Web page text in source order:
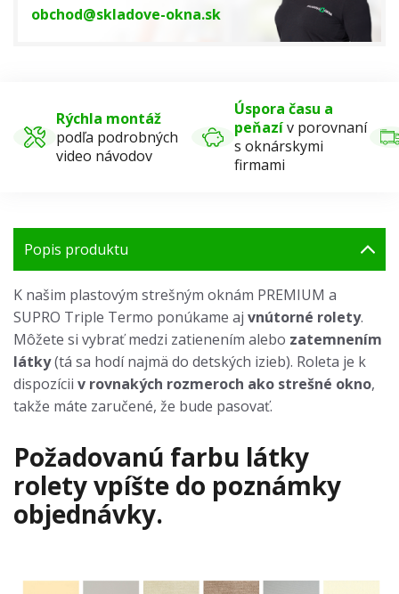
obchod@skladove-okna.sk
Rýchla montáž
podľa podrobných
video návodov
Úspora času a
peňazív porovnaní
s oknárskymi
firmami
Popis produktu
K našim plastovým strešným oknám PREMIUM a
SUPRO Triple Termo ponúkame aj vnútorné rolety.
Môžete si vybrať medzi zatienením alebo zatemnením
látky(tá sa hodí najmä do detských izieb). Roleta je k
dispozícii v rovnakých rozmeroch ako strešné okno,
takže máte zaručené, že bude pasovať.
Požadovanú farbu látky
rolety vpíšte do poznámky
objednávky.